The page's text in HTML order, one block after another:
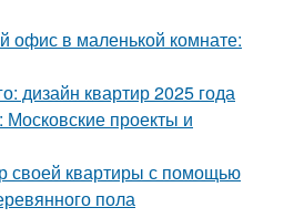
офис в маленькой комнате:
дизайн квартир 2025 года
проекты и
своей квартиры с помощью
пола